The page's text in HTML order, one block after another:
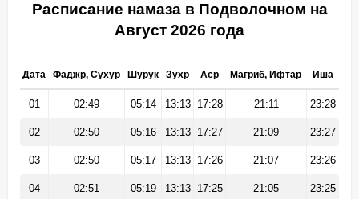
Расписание намаза в Подволочном на
Август 2026 года
Дата Фаджр, Сухур Шурук Зухр Аср Магриб, Ифтар Иша
01 02:49 05:14 13:13 17:28 21:11 23:28
02 02:50 05:16 13:13 17:27 21:09 23:27
03 02:50 05:17 13:13 17:26 21:07 23:26
04 02:51 05:19 13:13 17:25 21:05 23:25